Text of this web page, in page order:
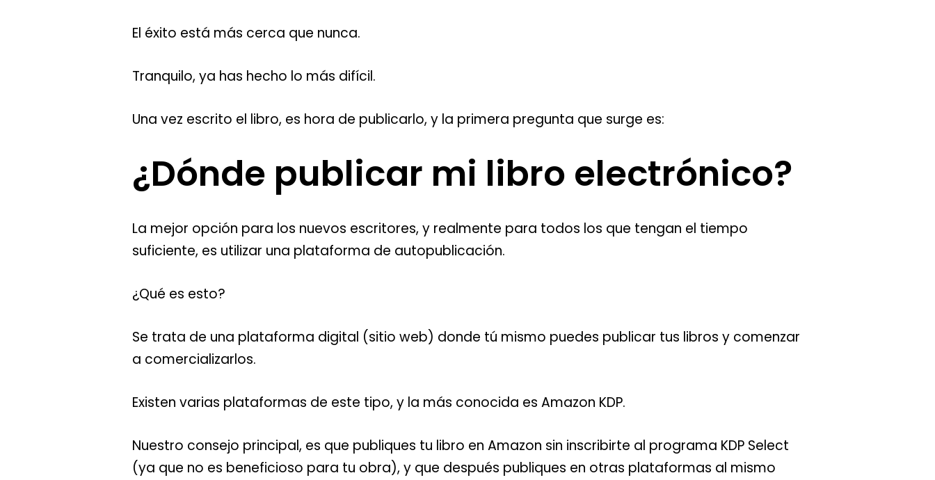
El éxito está más cerca que nunca.
Tranquilo, ya has hecho lo más difícil.
Una vez escrito el libro, es hora de publicarlo, y la primera pregunta que surge es:
¿Dónde publicar mi libro electrónico?
La mejor opción para los nuevos escritores, y realmente para todos los que tengan el tiempo
suficiente, es utilizar una plataforma de autopublicación.
¿Qué es esto?
Se trata de una plataforma digital (sitio web) donde tú mismo puedes publicar tus libros y comenzar
a comercializarlos.
Existen varias plataformas de este tipo, y la más conocida es Amazon KDP.
Nuestro consejo principal, es que publiques tu libro en Amazon sin inscribirte al programa KDP Select
(ya que no es beneficioso para tu obra), y que después publiques en otras plataformas al mismo